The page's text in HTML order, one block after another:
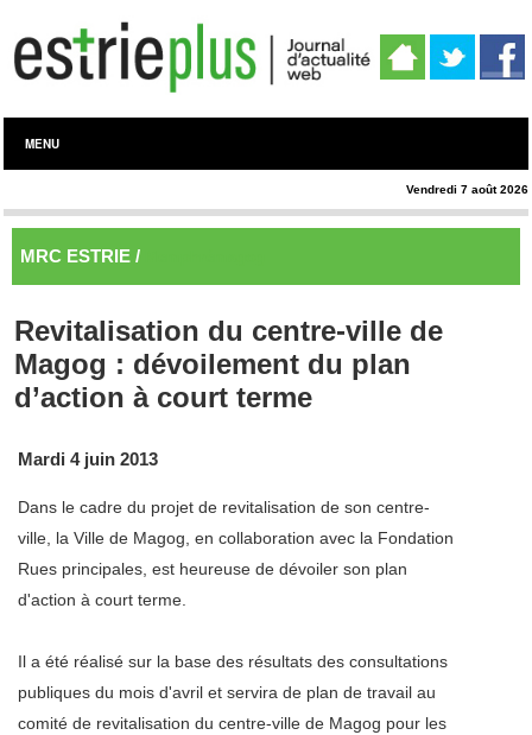
MENU
Vendredi 7 août 2026
MRC ESTRIE /
Revitalisation du centre-ville de
Magog : dévoilement du plan
d’action à court terme
Mardi 4 juin 2013
Dans le cadre du projet de revitalisation de son centre-
ville, la Ville de Magog, en collaboration avec la Fondation
Rues principales, est heureuse de dévoiler son plan
d'action à court terme.
Il a été réalisé sur la base des résultats des consultations
publiques du mois d'avril et servira de plan de travail au
comité de revitalisation du centre-ville de Magog pour les